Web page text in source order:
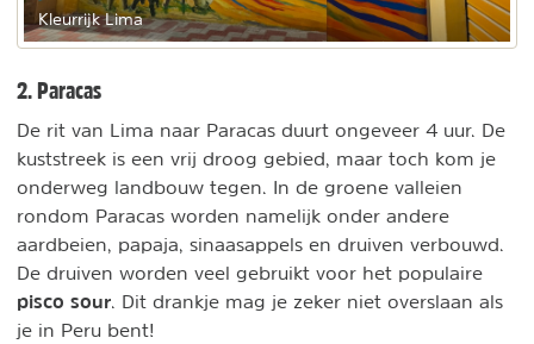
Kleurrijk Lima
2. Paracas
De rit van Lima naar Paracas duurt ongeveer 4 uur. De
kuststreek is een vrij droog gebied, maar toch kom je
onderweg landbouw tegen. In de groene valleien
rondom Paracas worden namelijk onder andere
aardbeien, papaja, sinaasappels en druiven verbouwd.
De druiven worden veel gebruikt voor het populaire
pisco sour. Dit drankje mag je zeker niet overslaan als
je in Peru bent!